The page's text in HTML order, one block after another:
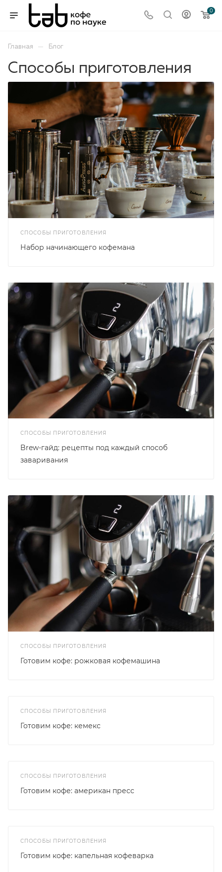
0
Главная — Блог
Способы приготовления
СПОСОБЫ ПРИГОТОВЛЕНИЯ
Набор начинающего кофемана
СПОСОБЫ ПРИГОТОВЛЕНИЯ
Brew-гайд: рецепты под каждый способ
заваривания
СПОСОБЫ ПРИГОТОВЛЕНИЯ
Готовим кофе: рожковая кофемашина
СПОСОБЫ ПРИГОТОВЛЕНИЯ
Готовим кофе: кемекс
СПОСОБЫ ПРИГОТОВЛЕНИЯ
Готовим кофе: американ пресс
СПОСОБЫ ПРИГОТОВЛЕНИЯ
Готовим кофе: капельная кофеварка